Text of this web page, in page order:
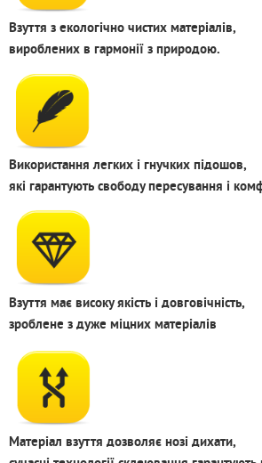
Взуття з екологічно чистих матеріалів,
вироблених в гармонії з природою.
Використання легких і гнучких підошов,
які гарантують свободу пересування і
Взуття має високу якість і довговічність,
зроблене з дуже міцних матеріалів
Матеріал взуття дозволяє нозі дихати,